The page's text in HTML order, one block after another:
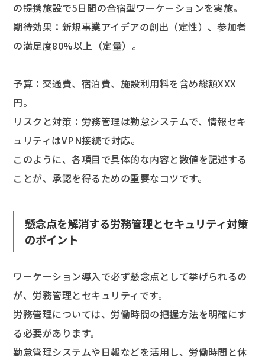
の提携施設で5日間の合宿型ワーケーションを実施。
期待効果：新規事業アイデアの創出（定性）、参加者
の満足度80%以上（定量）。
予算：交通費、宿泊費、施設利用料を含め総額XXX
円。
リスクと対策：労務管理は勤怠システムで、情報セキ
ュリティはVPN接続で対応。
このように、各項目で具体的な内容と数値を記述する
ことが、承認を得るための重要なコツです。
懸念点を解消する労務管理とセキュリティ対策
のポイント
ワーケーション導入で必ず懸念点として挙げられるの
が、労務管理とセキュリティです。
労務管理については、労働時間の把握方法を明確にす
る必要があります。
勤怠管理システムや日報などを活用し、労働時間と休